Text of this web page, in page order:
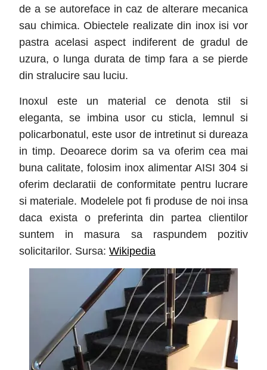
de a se autoreface in caz de alterare mecanica
sau chimica. Obiectele realizate din inox isi vor
pastra acelasi aspect indiferent de gradul de
uzura, o lunga durata de timp fara a se pierde
din stralucire sau luciu.
Inoxul este un material ce denota stil si
eleganta, se imbina usor cu sticla, lemnul si
policarbonatul, este usor de intretinut si dureaza
in timp. Deoarece dorim sa va oferim cea mai
buna calitate, folosim inox alimentar AISI 304 si
oferim declaratii de conformitate pentru lucrare
si materiale. Modelele pot fi produse de noi insa
daca exista o preferinta din partea clientilor
suntem in masura sa raspundem pozitiv
solicitarilor. Sursa: Wikipedia